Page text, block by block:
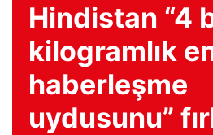
Hindistan “4
kilogramlık
haberleşme
uydusunu”